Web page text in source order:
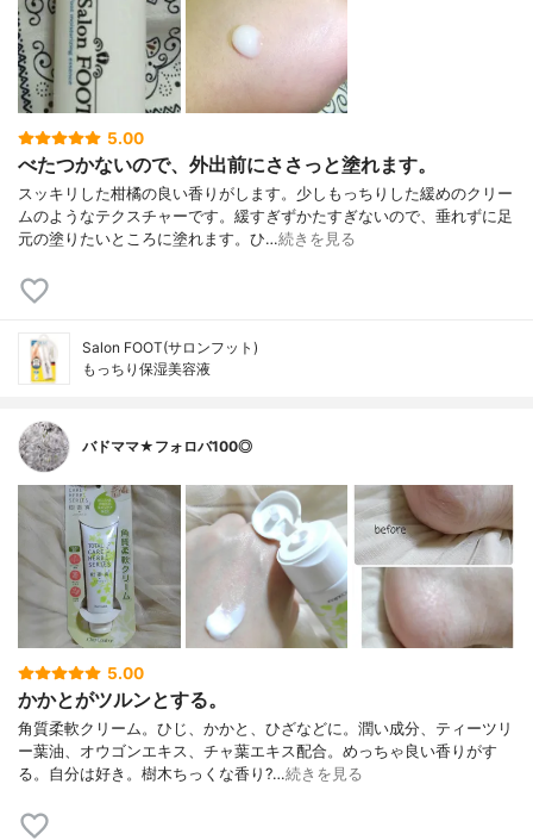
5.00
べたつかないので、外出前にささっと塗れます。
スッキリした柑橘の良い香りがします。少しもっちりした緩めのクリー
ムのようなテクスチャーです。緩すぎずかたすぎないので、垂れずに足
元の塗りたいところに塗れます。ひ…続きを見る
Salon FOOT(サロンフット)
もっちり保湿美容液
バドママ★フォロバ100◎
5.00
かかとがツルンとする。
角質柔軟クリーム。ひじ、かかと、ひざなどに。潤い成分、ティーツリ
ー葉油、オウゴンエキス、チャ葉エキス配合。めっちゃ良い香りがす
る。自分は好き。樹木ちっくな香り?…続きを見る